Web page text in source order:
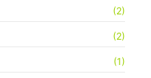
(2)
(2)
(1)